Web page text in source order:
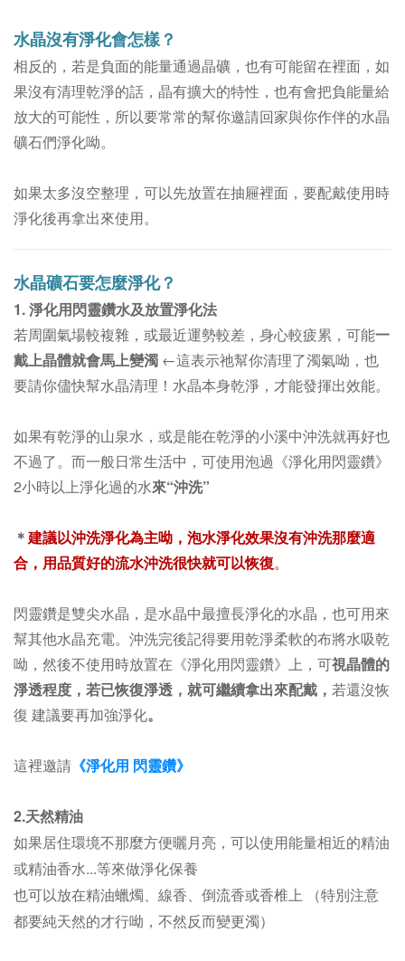
水晶沒有淨化會怎樣？
相反的，若是負面的能量通過晶礦，也有可能留在裡面，如
果沒有清理乾淨的話，晶有擴大的特性， 也有會把負能量給
放大的可能性，所以要常常的幫你邀請回家與你作伴的水晶
礦石們淨化呦。
如果太多沒空整理，可以先放置在抽屜裡面，要配戴使用時
淨化後再拿出來使用。
水晶礦石要怎麼淨化？
1. 淨化用閃靈鑽水及放置淨化法
若周圍氣場較複雜，或最近運勢較差，身心較疲累，可能一
戴上晶體就會馬上變濁 ←這表示祂幫你清理了濁氣呦，也
要請你儘快幫水晶清理！ 水晶本身乾淨，才能發揮出效能。
如果有乾淨的山泉水，或是能在乾淨的小溪中沖洗就再好也
不過了。而一般日常生活中， 可使用泡過《淨化用閃靈鑽》
2小時以上淨化過的水來“沖洗”
＊建議以沖洗淨化為主呦，泡水淨化效果沒有沖洗那麼適
合， 用品質好的流水沖洗很快就可以恢復。
閃靈鑽是雙尖水晶，是水晶中最擅長淨化的水晶，也可用來
幫其他水晶充電。沖洗完後記得要用乾淨柔軟的布將水吸乾
呦，然後不使用時放置在 《淨化用閃靈鑽》上 ，可視晶體的
淨透程度，若已恢復淨透，就可繼續拿出來配戴， 若還沒恢
復 建議要再加強淨化。
這裡邀請 《淨化用 閃靈鑽》
2.天然精油
如果居住環境不那麼方便曬月亮，可以使用能量相近的精油
或精油香水...等來做淨化保養
也可以放在精油蠟燭、線香、倒流香或香椎上 （特別注意
都要純天然的才行呦，不然反而變更濁）